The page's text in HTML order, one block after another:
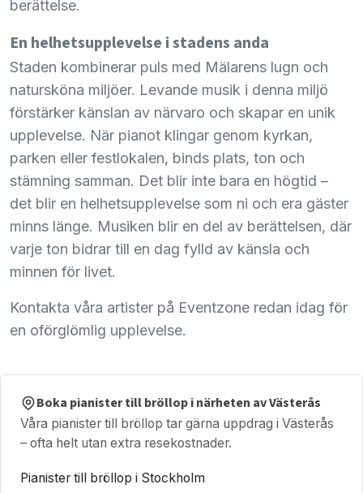
berättelse.
En helhetsupplevelse i stadens anda
Staden kombinerar puls med Mälarens lugn och
natursköna miljöer. Levande musik i denna miljö
förstärker känslan av närvaro och skapar en unik
upplevelse. När pianot klingar genom kyrkan,
parken eller festlokalen, binds plats, ton och
stämning samman. Det blir inte bara en högtid –
det blir en helhetsupplevelse som ni och era gäster
minns länge. Musiken blir en del av berättelsen, där
varje ton bidrar till en dag fylld av känsla och
minnen för livet.
Kontakta våra artister på Eventzone redan idag för
en oförglömlig upplevelse.
Boka pianister till bröllop i närheten av Västerås
Våra pianister till bröllop tar gärna uppdrag i Västerås
– ofta helt utan extra resekostnader.
Pianister till bröllop i Stockholm